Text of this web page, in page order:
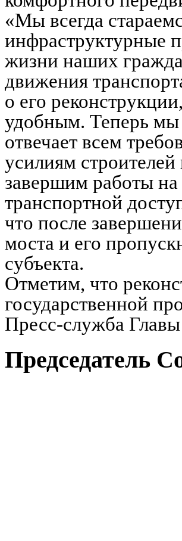
«Мы всегда
инфраструктурные
жизни наших
движения
о его
удобным. Теперь
отвечает всем
усилиям
завершим работы
транспортной
что после
моста и его
субъекта.
Отметим, что
государственной
Пресс-служба
Председатель